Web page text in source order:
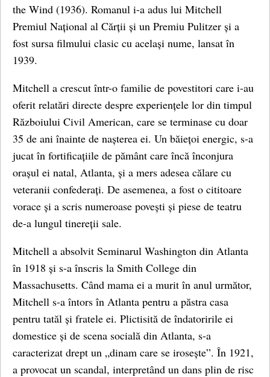
the Wind (1936). Romanul i-a adus lui Mitchell
Premiul Național al Cărții și un Premiu Pulitzer și a
fost sursa filmului clasic cu același nume, lansat în
1939.
Mitchell a crescut într-o familie de povestitori care i-au
oferit relatări directe despre experiențele lor din timpul
Războiului Civil American, care se terminase cu doar
35 de ani înainte de nașterea ei. Un băiețoi energic, s-a
jucat în fortificațiile de pământ care încă înconjura
orașul ei natal, Atlanta, și a mers adesea călare cu
veteranii confederați. De asemenea, a fost o cititoare
vorace și a scris numeroase povești și piese de teatru
de-a lungul tinereții sale.
Mitchell a absolvit Seminarul Washington din Atlanta
în 1918 și s-a înscris la Smith College din
Massachusetts. Când mama ei a murit în anul următor,
Mitchell s-a întors în Atlanta pentru a păstra casa
pentru tatăl și fratele ei. Plictisită de îndatoririle ei
domestice și de scena socială din Atlanta, s-a
caracterizat drept un „dinam care se irosește”. În 1921,
a provocat un scandal, interpretând un dans plin de risc